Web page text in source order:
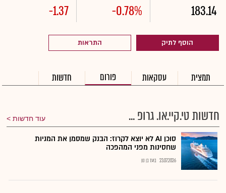
183.14
-0.78%
-1.37
הוסף לתיק התראות
תמצית עסקאות פורום חדשות
חדשות טי.קיי.או. גרופ ... עוד חדשות
סוכן AI לא יוצא לקרוז: הבנק שמסמן את המניות
שחסינות מפני המהפכה
23.07.2026 בועז בן נון